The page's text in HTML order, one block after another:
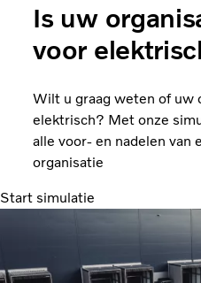
Is uw
voor
Wilt u graag weten of uw
elektrisch? Met onze
alle voor- en nadelen van
organisatie
Start simulatie